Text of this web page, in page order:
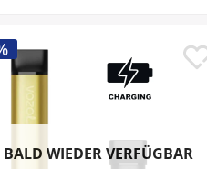
BALD WIEDER VERFÜGBAR